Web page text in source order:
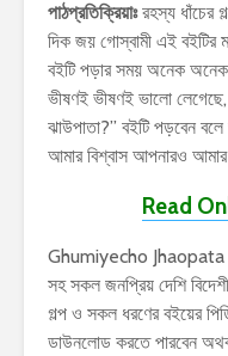
পাঠপ্রতিক্রিয়াঃরহস্য ধাঁচের
দিক জয় গোস্বামী এই বইটির
বইটি পড়ার সময় অনেক
ভীষণই ভীষণই ভালো
ঝাউপাতা?” বইটি পড়বেন
আমার বিশ্বাস আপনারও
Read
Ghumiyecho Jhaopata |
সহ সকল জনপ্রিয় দেশি
গল্প ও সকল ধরণের বইয়ের
ডাউনলোড করতে পারবেন